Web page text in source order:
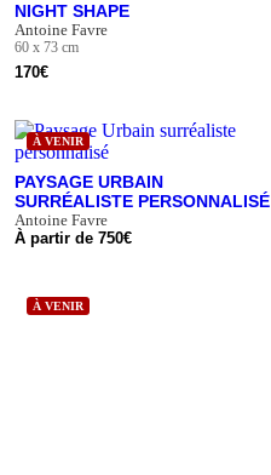
NIGHT SHAPE
Antoine Favre
60 x 73 cm
170€
À VENIR
PAYSAGE URBAIN
SURRÉALISTE PERSONNALISÉ
Antoine Favre
À partir de 750€
À VENIR